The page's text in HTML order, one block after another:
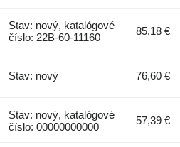
Stav: nový, katalógové
číslo: 22B-60-11160
85,18 €
Stav: nový 76,60 €
Stav: nový, katalógové
číslo: 00000000000
57,39 €